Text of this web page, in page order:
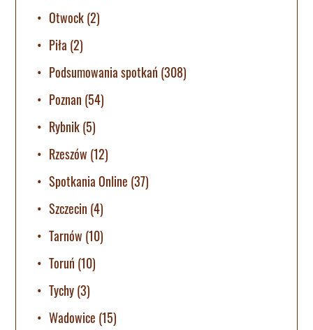
Otwock(2)
Piła (2)
Podsumowania spotkań (308)
Poznan (54)
Rybnik(5)
Rzeszów (12)
Spotkania Online (37)
Szczecin (4)
Tarnów (10)
Toruń (10)
Tychy(3)
Wadowice (15)